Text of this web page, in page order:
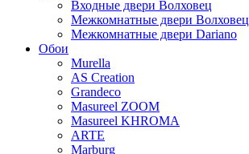
Входные двери Волховец
Межкомнатные двери Волховец
Межкомнатные двери Dariano
Обои
Murella
AS Creation
Grandeco
Masureel ZOOM
Masureel KHROMA
ARTE
Marburg